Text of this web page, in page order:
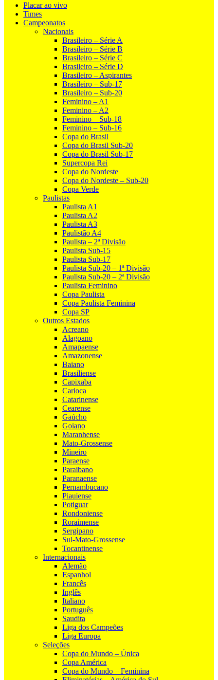
Placar ao vivo
Times
Campeonatos
Nacionais
Brasileiro – Série A
Brasileiro – Série B
Brasileiro – Série C
Brasileiro – Série D
Brasileiro – Aspirantes
Brasileiro – Sub-17
Brasileiro – Sub-20
Feminino – A1
Feminino – A2
Feminino – Sub-18
Feminino – Sub-16
Copa do Brasil
Copa do Brasil Sub-20
Copa do Brasil Sub-17
Supercopa Rei
Copa do Nordeste
Copa do Nordeste – Sub-20
Copa Verde
Paulistas
Paulista A1
Paulista A2
Paulista A3
Paulistão A4
Paulista – 2ª Divisão
Paulista Sub-15
Paulista Sub-17
Paulista Sub-20 – 1ª Divisão
Paulista Sub-20 – 2ª Divisão
Paulista Feminino
Copa Paulista
Copa Paulista Feminina
Copa SP
Outros Estados
Acreano
Alagoano
Amapaense
Amazonense
Baiano
Brasiliense
Capixaba
Carioca
Catarinense
Cearense
Gaúcho
Goiano
Maranhense
Mato-Grossense
Mineiro
Paraense
Paraibano
Paranaense
Pernambucano
Piauiense
Potiguar
Rondoniense
Roraimense
Sergipano
Sul-Mato-Grossense
Tocantinense
Internacionais
Alemão
Espanhol
Francês
Inglês
Italiano
Português
Saudita
Liga dos Campeões
Liga Europa
Seleções
Copa do Mundo – Única
Copa América
Copa do Mundo – Feminina